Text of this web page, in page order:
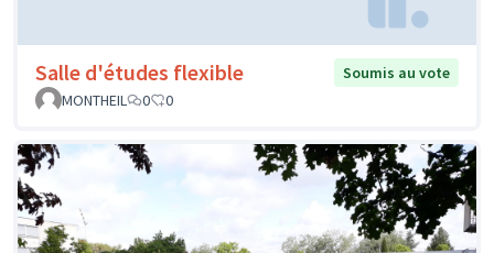
Salle d'études flexible
Soumis au vote
MONTHEIL
0 0